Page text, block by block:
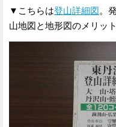
▼こちらは登山詳細図。
山地図と地形図のメリッ